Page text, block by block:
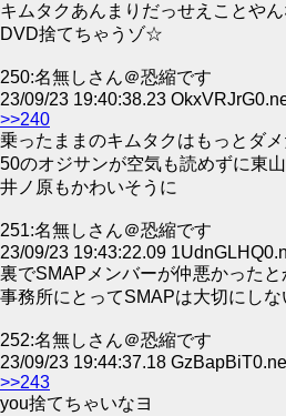
キムタクあんまりだっせえことや
DVD捨てちゃうゾ☆
250:名無しさん＠恐縮です
23/09/23 19:40:38.23
>>240
乗ったままのキムタクはもっとダ
50のオジサンが空気も読めずに東
井ノ原もかわいそうに
251:名無しさん＠恐縮です
23/09/23 19:43:22.09
裏でSMAPメンバーが仲悪かった
事務所にとってSMAPは大切にし
252:名無しさん＠恐縮です
23/09/23 19:44:37.18
>>243
you捨てちゃいなヨ